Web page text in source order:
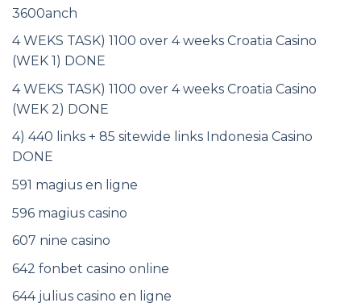
3600anch
4 WEKS TASK) 1100 over 4 weeks Croatia Casino
(WEK 1) DONE
4 WEKS TASK) 1100 over 4 weeks Croatia Casino
(WEK 2) DONE
4) 440 links + 85 sitewide links Indonesia Casino
DONE
591 magius en ligne
596 magius casino
607 nine casino
642 fonbet casino online
644 julius casino en ligne